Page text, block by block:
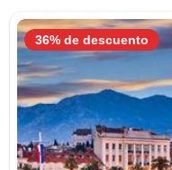
36% de descuento